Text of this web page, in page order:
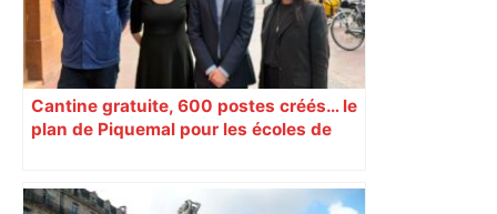
l’espace public – ladepeche.fr
Cantine gratuite, 600 postes créés… le
plan de Piquemal pour les écoles de